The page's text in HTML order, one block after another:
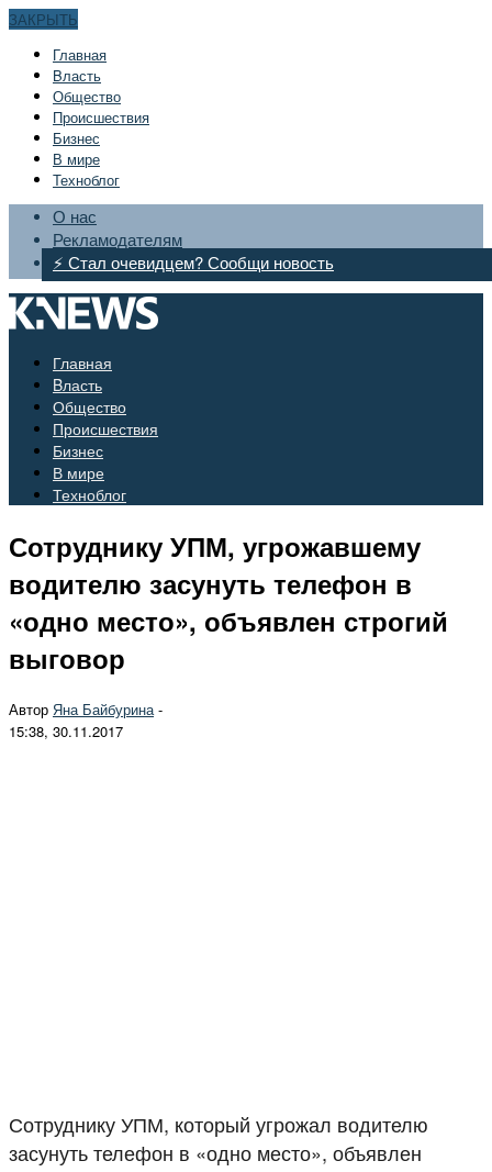
ЗАКРЫТЬ
Главная
Bласть
Общество
Происшествия
Бизнес
В мире
Техноблог
О нас
Рекламодателям
⚡ Стал очевидцем? Сообщи новость
Главная
Bласть
Общество
Происшествия
Бизнес
В мире
Техноблог
Сотруднику УПМ, угрожавшему
водителю засунуть телефон в
«одно место», объявлен строгий
выговор
Автор Яна Байбурина-
15:38, 30.11.2017
Сотруднику УПМ, который угрожал водителю
засунуть телефон в «одно место», объявлен